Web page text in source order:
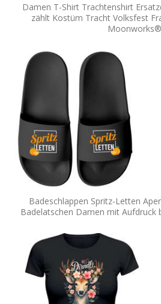
Damen T-Shirt Trachtenshirt
zählt Kostüm Tracht Volksfest
Moonworks®
Badeschlappen Spritz-Letten
Badelatschen Damen mit